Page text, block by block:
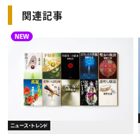
関連記事
NEW
ニュース・トレンド